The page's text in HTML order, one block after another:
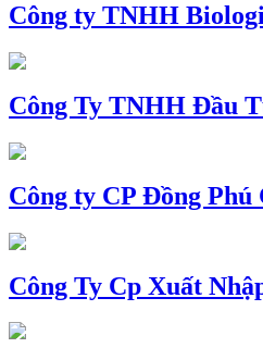
Công ty TNHH
Công Ty TNHH Đầu
Công ty CP Đồng Phú
Công Ty Cp Xuất